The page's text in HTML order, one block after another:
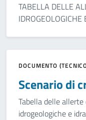
TABELLA DELLE
DOCUMENTO
Scenario di
Tabella delle
idrogeologiche e